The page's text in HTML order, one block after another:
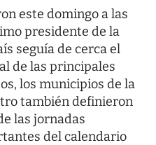
este domingo a las
presidente de la
seguía de cerca el
de las principales
los municipios de la
también definieron
las jornadas
del calendario